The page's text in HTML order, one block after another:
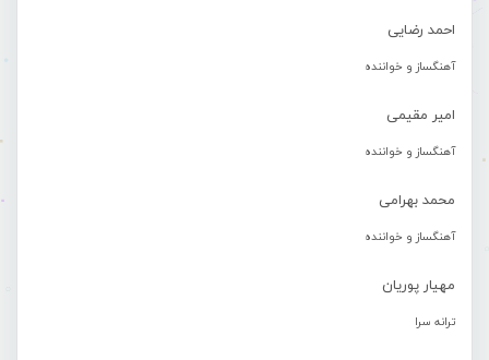
احمد رضایی
آهنگساز و خواننده
امیر مقیمی
آهنگساز و خواننده
محمد بهرامی
آهنگساز و خواننده
مهیار پوریان
ترانه سرا